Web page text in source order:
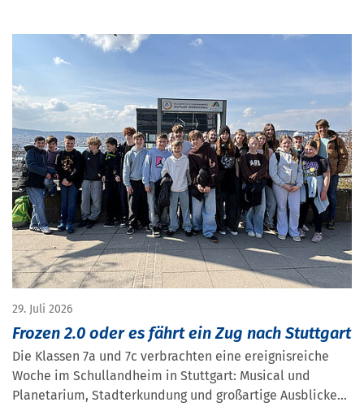
29. Juli 2026
Frozen 2.0 oder es fährt ein Zug nach Stuttgart
Die Klassen 7a und 7c verbrachten eine ereignisreiche
Woche im Schullandheim in Stuttgart: Musical und
Planetarium, Stadterkundung und großartige Ausblicke...